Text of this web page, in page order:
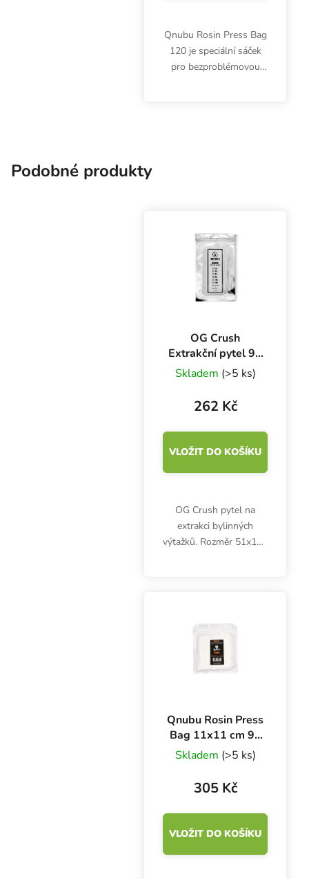
Qnubu Rosin Press Bag
120 je speciální sáček
pro bezproblémovou
Podobné produkty
OG Crush
Extrakční pytel 90
mikronů, 10 kusů
Skladem (>5 ks)
262 Kč
VLOŽIT DO KOŠÍKU
OG Crush pytel na
extrakci bylinných
výtažků. Rozměr 51x102
Qnubu Rosin Press
Bag 11x11 cm 90
micronů, 10 ks
Skladem (>5 ks)
305 Kč
VLOŽIT DO KOŠÍKU